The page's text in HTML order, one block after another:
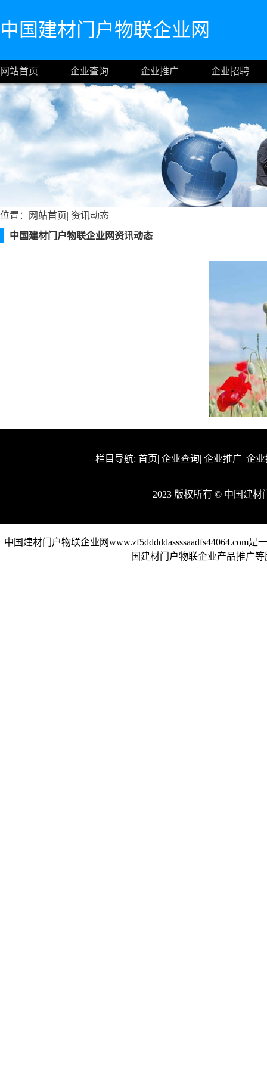
中国建材门户物联企业网
网站首页 企业查询 企业推广 企业招聘
位置： 网站首页| 资讯动态
中国建材门户物联企业网资讯动态
栏目导航: 首页| 企业查询| 企业推广| 企
2023 版权所有 © 中国建
中国建材门户物联企业网www.zf5dddddassssaadfs44064.com
国建材门户物联企业产品推广